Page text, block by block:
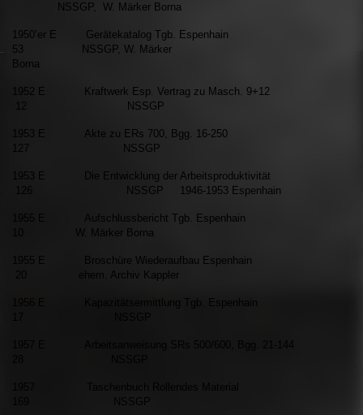
NSSGP, W. Märker Borna
1950’er E Gerätekatalog Tgb. Espenhain
53 NSSGP, W. Märker
Borna
1952 E Kraftwerk Esp. Vertrag zu Masch. 9+12
12 NSSGP
1953 E Akte zu ERs 700, Bgg. 16-250
127 NSSGP
1953 E Die Entwicklung der Arbeitsproduktivität
126 NSSGP 1946-1953 Espenhain
1955 E Aufschlussbericht Tgb. Espenhain
10 W. Märker Borna
1955 E Broschüre Wiederaufbau Espenhain
20 ehem. Archiv Kappler
1956 E Kapazitätsermittlung Tgb. Espenhain